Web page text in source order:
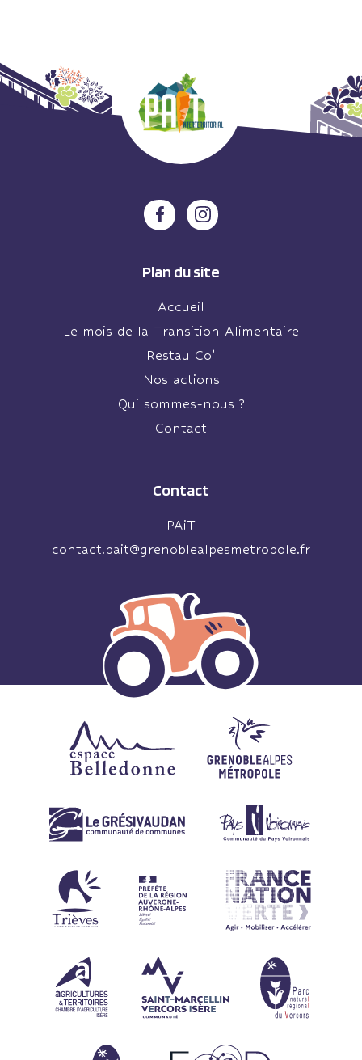
Plan du site
Accueil
Le mois de la Transition Alimentaire
Restau Co’
Nos actions
Qui sommes-nous ?
Contact
Contact
PAiT
contact.pait@grenoblealpesmetropole.fr